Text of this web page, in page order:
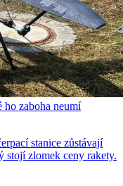
zaboha neumí
stanice zůstávají
stojí zlomek ceny rakety.